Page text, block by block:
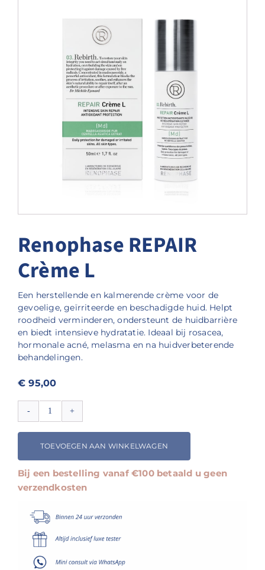
Afspraak maken
Renophase REPAIR
Crème L
Een herstellende en kalmerende crème voor de
gevoelige, geïrriteerde en beschadigde huid. Helpt
roodheid verminderen, ondersteunt de huidbarrière
en biedt intensieve hydratatie. Ideaal bij rosacea,
hormonale acné, melasma en na huidverbeterende
behandelingen.
€ 95,00
Crème
TOEVOEGEN AAN WINKELWAGEN
Bij een bestelling vanaf €100 betaald u geen
verzendkosten